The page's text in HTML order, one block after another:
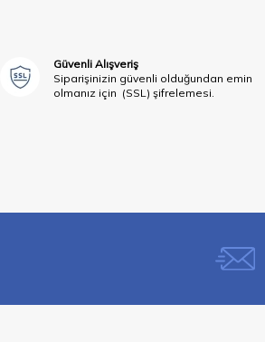
Güvenli Alışveriş
Siparişinizin güvenli olduğundan emin
olmanız için (SSL) şifrelemesi.